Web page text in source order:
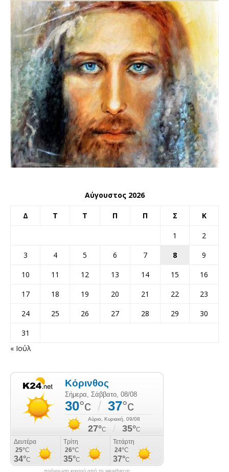
Αύγουστος 2026
Δ Τ Τ Π Π Σ Κ
1
2
3
4 5 6 7 8
9
10
11 12 13 14 15
16
17
18 19 20 21 22
23
24
25 26 27 28 29
30
31
« Ιούλ
πρόγνωση καιρού από το weather.gr